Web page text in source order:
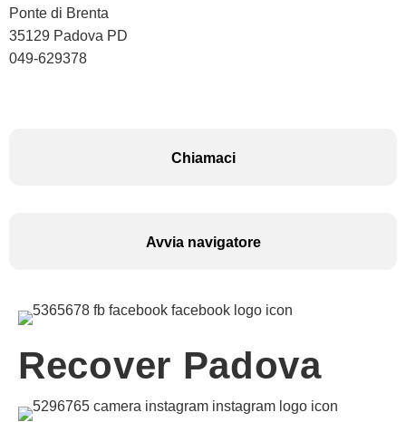
Ponte di Brenta
35129 Padova PD
049-629378
Chiamaci
Avvia navigatore
Recover Padova